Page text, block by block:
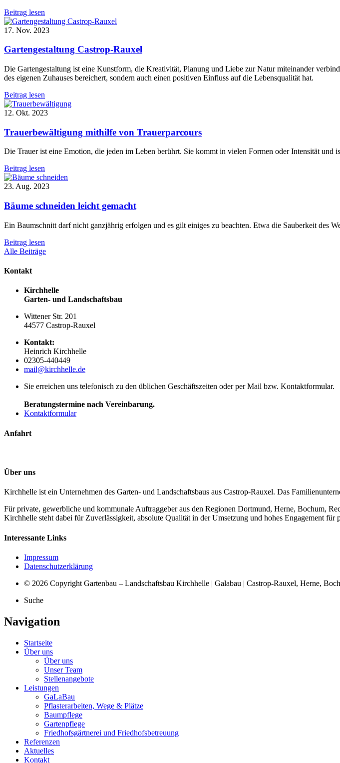
Beitrag lesen
17. Nov. 2023
Gartengestaltung Castrop-Rauxel
Die Gartengestaltung ist eine Kunstform, die Kreativität, Planung und Liebe zur Natur miteinander
des eigenen Zuhauses bereichert, sondern auch einen positiven Einfluss auf die Lebensqualität hat.
Beitrag lesen
12. Okt. 2023
Trauerbewältigung mithilfe von Trauerparcours
Die Trauer ist eine Emotion, die jeden im Leben berührt. Sie kommt in vielen Formen oder Intensität und
Beitrag lesen
23. Aug. 2023
Bäume schneiden leicht gemacht
Ein Baumschnitt darf nicht ganzjährig erfolgen und es gilt einiges zu beachten. Etwa die Sauberkeit des
Beitrag lesen
Alle Beiträge
Kontakt
Kirchhelle
Garten- und Landschaftsbau
Wittener Str. 201
44577 Castrop-Rauxel
Kontakt:
Heinrich Kirchhelle
02305-440449
mail@kirchhelle.de
Sie erreichen uns telefonisch zu den üblichen Geschäftszeiten oder per Mail bzw. Kontaktformular.
Beratungstermine nach Vereinbarung.
Kontaktformular
Anfahrt
Über uns
Kirchhelle ist ein Unternehmen des Garten- und Landschaftsbaus aus Castrop-Rauxel. Das
Für private, gewerbliche und kommunale Auftraggeber aus den Regionen Dortmund, Herne, Bochum,
Kirchhelle steht dabei für Zuverlässigkeit, absolute Qualität in der Umsetzung und hohes Engagement für
Interessante Links
Impressum
Datenschutzerklärung
© 2026 Copyright Gartenbau – Landschaftsbau Kirchhelle | Galabau | Castrop-Rauxel, Herne,
Suche
Navigation
Startseite
Über uns
Über uns
Unser Team
Stellenangebote
Leistungen
GaLaBau
Pflasterarbeiten, Wege & Plätze
Baumpflege
Gartenpflege
Friedhofsgärtnerei und Friedhofsbetreuung
Referenzen
Aktuelles
Kontakt